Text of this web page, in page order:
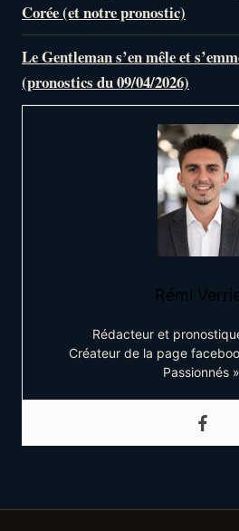
Corée (et notre pronostic)
Le Gentleman s’en mêle et
(pronostics du 09/04/2026)
Rémi
Rédacteur et
Créateur de la page
Passionnés